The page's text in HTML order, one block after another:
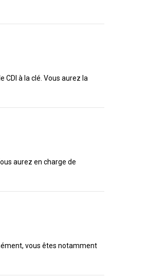
à la clé. Vous aurez la
aurez en charge de
vous êtes notamment